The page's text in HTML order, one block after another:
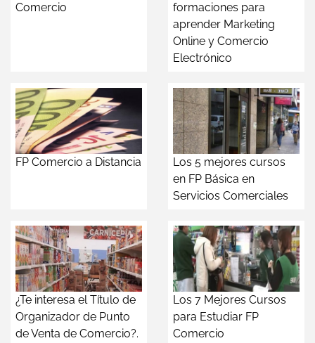
Comercio
formaciones para
aprender Marketing
Online y Comercio
Electrónico
FP Comercio a Distancia
Los 5 mejores cursos
en FP Básica en
Servicios Comerciales
¿Te interesa el Título de
Organizador de Punto
de Venta de Comercio?.
Los 7 Mejores Cursos
para Estudiar FP
Comercio